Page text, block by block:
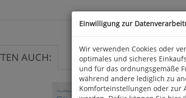
AUCH:
Einwilligung zur
Wir verwenden Cookies oder
optimales und sicheres
und für das ordnungsgemäße
während andere lediglich zu
Komforteinstellungen oder zur